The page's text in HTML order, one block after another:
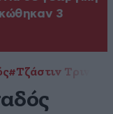
3
#Τζάστιν Τριντό